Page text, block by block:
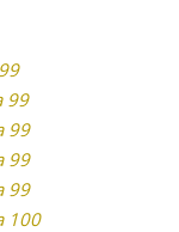
99
99
99
99
100